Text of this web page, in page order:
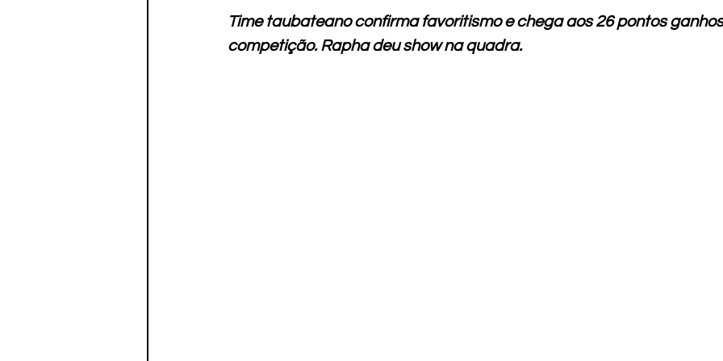
Time taubateano confirma favoritismo e chega aos 26 pontos
competição. Rapha deu show na quadra.